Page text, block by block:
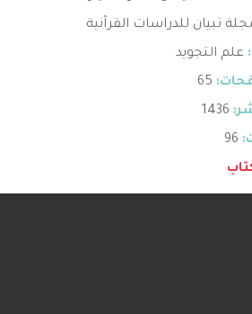
تبيان للدراسات القرآنية
علم التجويد
65
1436